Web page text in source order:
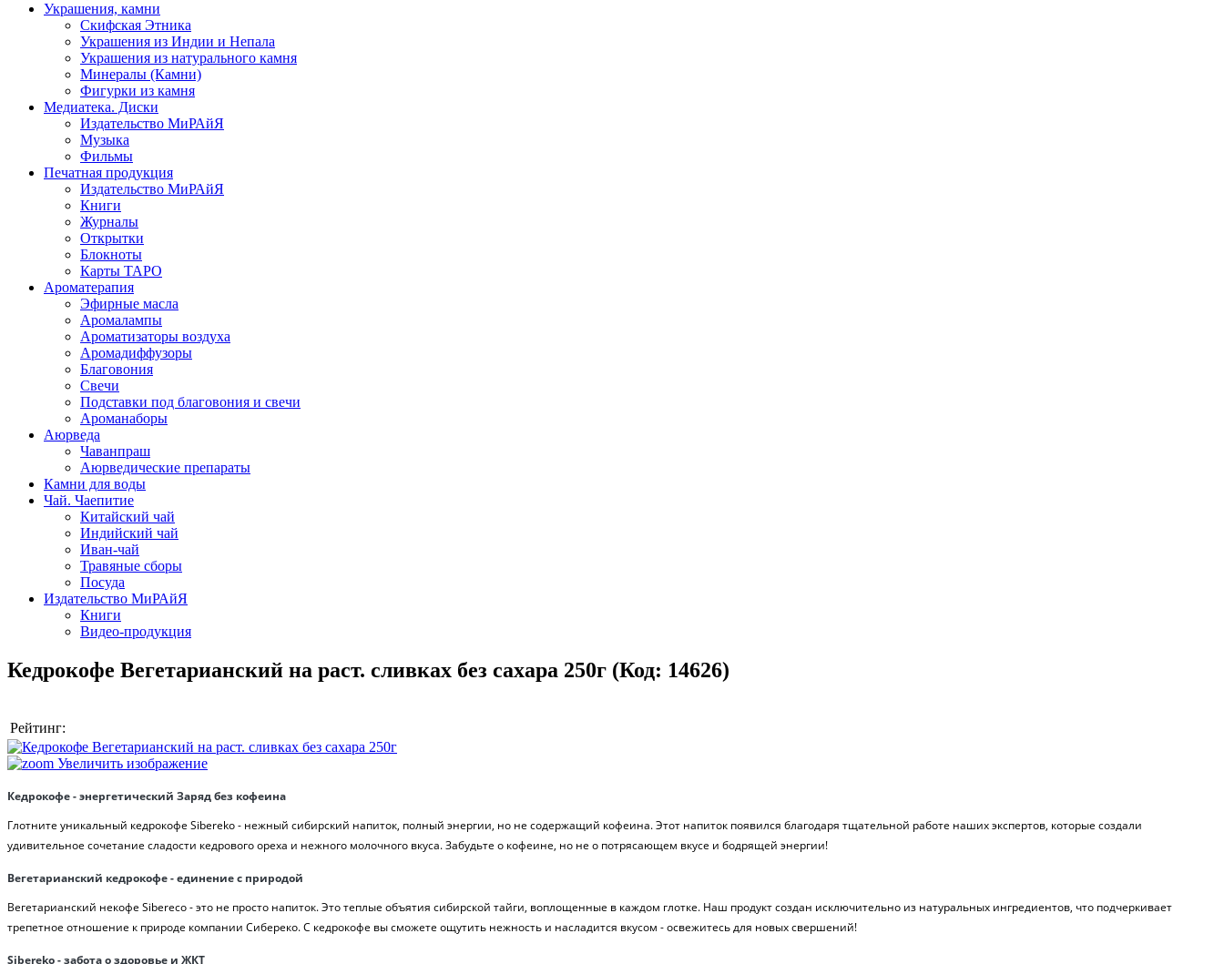
Украшения, камни
Скифская Этника
Украшения из Индии и Непала
Украшения из натурального камня
Минералы (Камни)
Фигурки из камня
Медиатека. Диски
Издательство МиРАйЯ
Музыка
Фильмы
Печатная продукция
Издательство МиРАйЯ
Книги
Журналы
Открытки
Блокноты
Карты ТАРО
Ароматерапия
Эфирные масла
Аромалампы
Ароматизаторы воздуха
Аромадиффузоры
Благовония
Свечи
Подставки под благовония и свечи
Ароманаборы
Аюрведа
Чаванпраш
Аюрведические препараты
Камни для воды
Чай. Чаепитие
Китайский чай
Индийский чай
Иван-чай
Травяные сборы
Посуда
Издательство МиРАйЯ
Книги
Видео-продукция
Кедрокофе Вегетарианский на раст. сливках без сахара 250г (Код: 14626)
Рейтинг:
Увеличить изображение
Кедрокофе - энергетический Заряд без кофеина
Глотните уникальный кедрокофе Sibereko - нежный сибирский напиток, полный энергии, но не содержащий кофеина. Этот напиток появился благодаря тщательной работе наших экспертов, которые создали
удивительное сочетание сладости кедрового ореха и нежного молочного вкуса. Забудьте о кофеине, но не о потрясающем вкусе и бодрящей энергии!
Вегетарианский кедрокофе - единение с природой
Вегетарианский некофе Sibereco - это не просто напиток. Это теплые объятия сибирской тайги, воплощенные в каждом глотке. Наш продукт создан исключительно из натуральных ингредиентов, что подчеркивает
трепетное отношение к природе компании Сибереко. С кедрокофе вы сможете ощутить нежность и насладится вкусом - освежитесь для новых свершений!
Sibereko - забота о здоровье и ЖКТ